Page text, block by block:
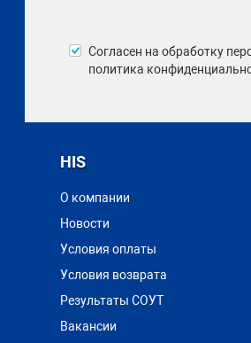
Согласен на обработку
политика
HIS
О компании
Новости
Условия оплаты
Условия возврата
Результаты СОУТ
Вакансии